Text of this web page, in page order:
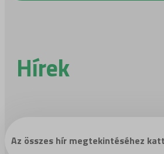
Hírek
Az összes hír megtekintéséhez